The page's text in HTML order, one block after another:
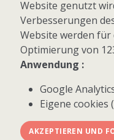
Instagram
© 2026
Website genutzt
Verbesserungen
Website werden
Optimierung von
Anwendung :
Google
Eigene
AKZEPTIEREN UND